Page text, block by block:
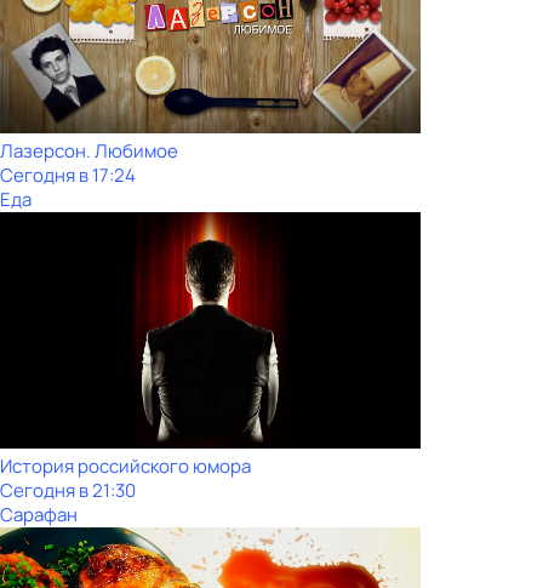
Лазерсон. Любимое
Сегодня в 17:24
Еда
История российского юмора
Сегодня в 21:30
Сарафан